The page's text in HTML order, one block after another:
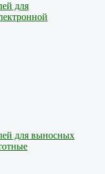
для
для выносных